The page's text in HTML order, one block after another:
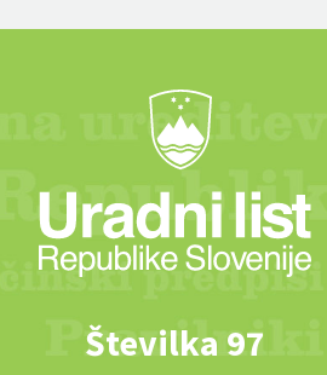
Številka 97